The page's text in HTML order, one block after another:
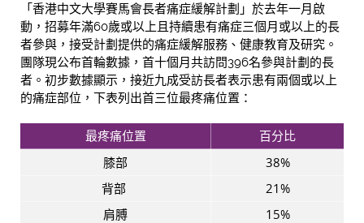
「香港中文大學賽馬會長者痛症緩解計劃」於去年一月啟
動，招募年滿60歲或以上且持續患有痛症三個月或以上的長
者參與，接受計劃提供的痛症緩解服務、健康教育及研究。
團隊現公布首輪數據，首十個月共訪問396名參與計劃的長
者。初步數據顯示，接近九成受訪長者表示患有兩個或以上
的痛症部位，下表列出首三位最疼痛位置：
最疼痛位置
百分比
膝部
38%
背部
21%
肩膊
15%